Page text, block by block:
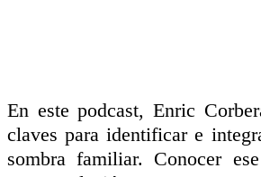
En este podcast, Enric
claves para identificar e
sombra familiar. Conocer